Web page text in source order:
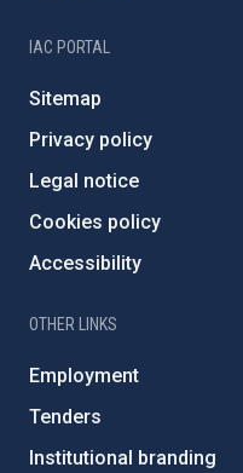
IAC PORTAL
Sitemap
Privacy policy
Legal notice
Cookies policy
Accessibility
OTHER LINKS
Employment
Tenders
Institutional branding